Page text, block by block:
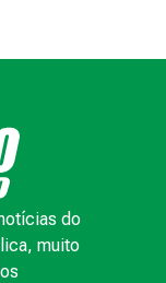
do
muito